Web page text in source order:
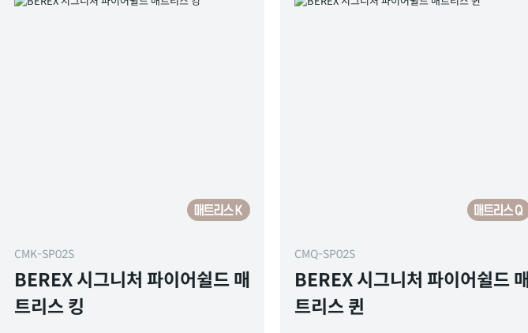
CMK-SP02S
BEREX 시그니처 파이어쉴드 매
트리스 킹
CMQ-SP02S
BEREX 시그니처 파이어쉴드 매
트리스 퀸